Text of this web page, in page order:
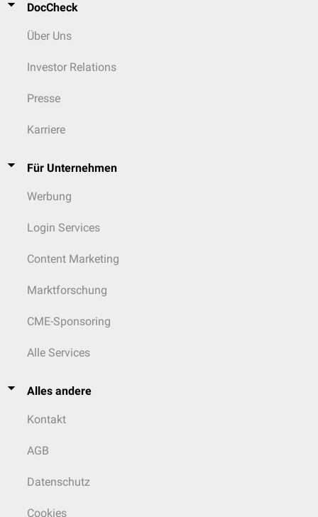
DocCheck
Über Uns
Investor Relations
Presse
Karriere
Für Unternehmen
Werbung
Login Services
Content Marketing
Marktforschung
CME-Sponsoring
Alle Services
Alles andere
Kontakt
AGB
Datenschutz
Cookies